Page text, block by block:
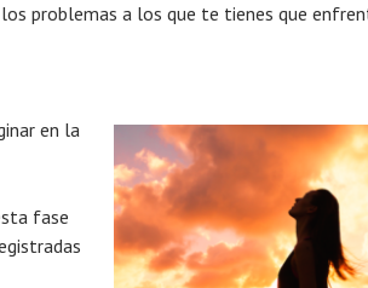
problemas a los que te tienes que
en la
fase